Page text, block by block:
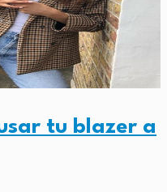
tu blazer a